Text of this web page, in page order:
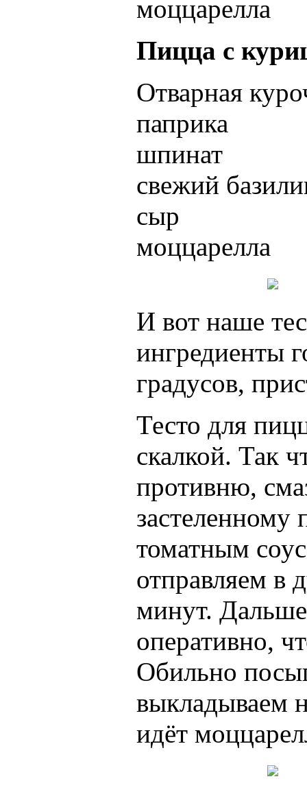
моццарелла
Пицца с
Отварная
паприка
шпинат
свежий
сыр
моццарелла
И вот наше
ингредиенты
градусов,
Тесто для
скалкой. Так
противню,
застеленному
томатным
отправляем в
минут. Дальше
оперативно,
Обильно
выкладываем
идёт